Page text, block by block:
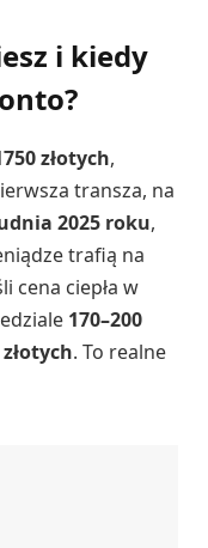
i kiedy
złotych,
transza, na
2025 roku,
trafią na
cena ciepła w
170–200
. To realne